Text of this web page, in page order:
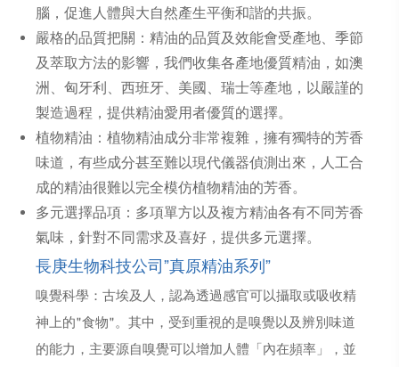
腦，促進人體與大自然產生平衡和諧的共振。
嚴格的品質把關：精油的品質及效能會受產地、季節
及萃取方法的影響，我們收集各產地優質精油，如澳
洲、匈牙利、西班牙、美國、瑞士等產地，以嚴謹的
製造過程，提供精油愛用者優質的選擇。
植物精油：植物精油成分非常複雜，擁有獨特的芳香
味道，有些成分甚至難以現代儀器偵測出來，人工合
成的精油很難以完全模仿植物精油的芳香。
多元選擇品項：多項單方以及複方精油各有不同芳香
氣味，針對不同需求及喜好，提供多元選擇。
長庚生物科技公司”真原精油系列”
嗅覺科學：古埃及人，認為透過感官可以攝取或吸收精
神上的"食物"。其中，受到重視的是嗅覺以及辨別味道
的能力，主要源自嗅覺可以增加人體「內在頻率」，並